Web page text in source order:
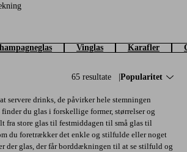
Vinglas Karafler
65 resultate Sorter efter:
Popularitet
servere drinks, de påvirker hele stemningen
du glas i forskellige former, størrelser og
fra store glas til festmiddagen til små glas til
du foretrækker det enkle og stilfulde eller noget
der glas, der får borddækningen til at se stilfuld og